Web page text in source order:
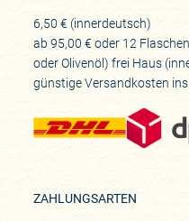
6,50 € (innerdeutsch)
ab 95,00 € oder 12
oder Olivenöl) frei Haus
günstige Versandkosten
ZAHLUNGSARTEN